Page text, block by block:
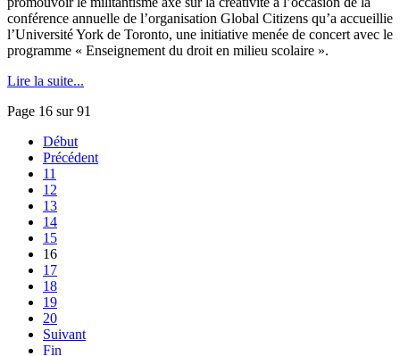
conférence annuelle de l’organisation Global Citizens qu’a accueillie
l’Université York de Toronto, une initiative menée de concert avec le
programme « Enseignement du droit en milieu scolaire ».
Lire la suite...
Page 16 sur 91
Début
Précédent
11
12
13
14
15
16
17
18
19
20
Suivant
Fin